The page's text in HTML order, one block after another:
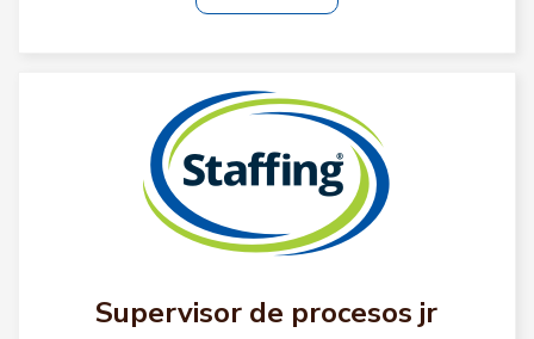
Supervisor de procesos jr